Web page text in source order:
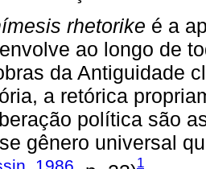
rhetorike é a
ao longo de
da Antiguidade
a retórica
política são
gênero universal
1